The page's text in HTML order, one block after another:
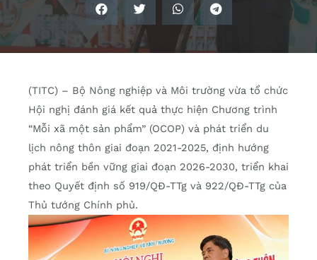
(TITC) – Bộ Nông nghiệp và Môi trường vừa tổ chức
Hội nghị đánh giá kết quả thực hiện Chương trình
“Mỗi xã một sản phẩm” (OCOP) và phát triển du
lịch nông thôn giai đoạn 2021-2025, định hướng
phát triển bền vững giai đoạn 2026-2030, triển khai
theo Quyết định số 919/QĐ-TTg và 922/QĐ-TTg của
Thủ tướng Chính phủ.